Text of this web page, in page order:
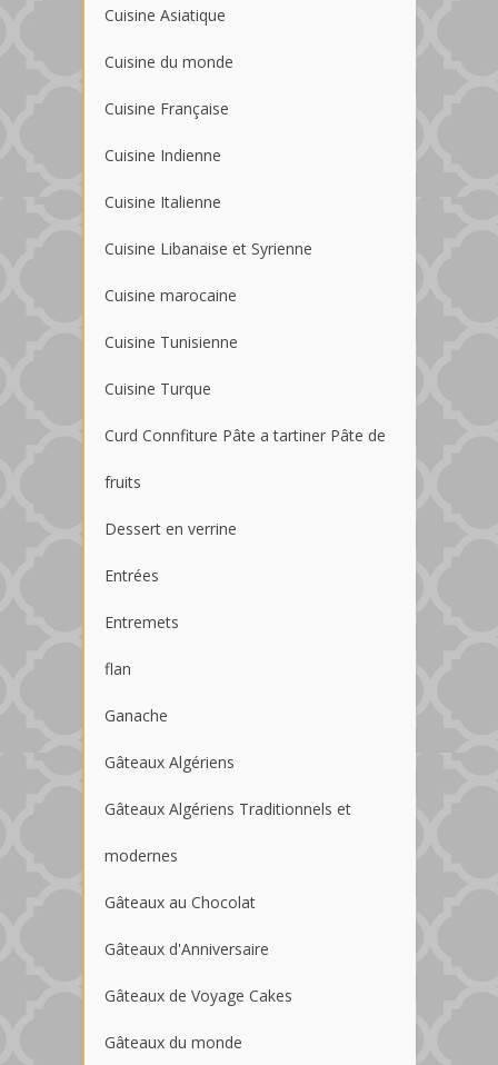
Cuisine Asiatique
Cuisine du monde
Cuisine Française
Cuisine Indienne
Cuisine Italienne
Cuisine Libanaise et Syrienne
Cuisine marocaine
Cuisine Tunisienne
Cuisine Turque
Curd Connfiture Pâte a tartiner Pâte de
fruits
Dessert en verrine
Entrées
Entremets
flan
Ganache
Gâteaux Algériens
Gâteaux Algériens Traditionnels et
modernes
Gâteaux au Chocolat
Gâteaux d'Anniversaire
Gâteaux de Voyage Cakes
Gâteaux du monde